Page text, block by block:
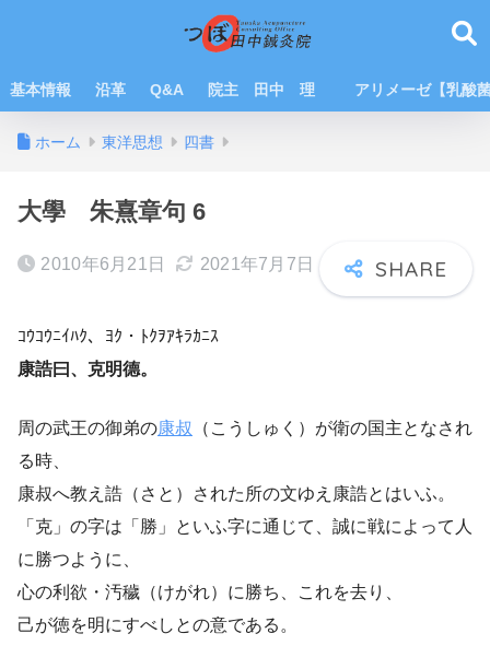
基本情報 沿革 Q&A 院主 田中 理 アリメーゼ【乳酸
ホーム 東洋思想 四書
大學 朱熹章句 6
2010年6月21日 2021年7月7日
ｺｳｺｳﾆｲﾊｸ、ﾖｸ・ﾄｸｦｱｷﾗｶﾆｽ
康誥曰、克明德。
周の武王の御弟の康叔 （こうしゅく）が衛の国主となされ
る時、
康叔へ教え誥（さと）された所の文ゆえ康誥とはいふ。
「克」の字は「勝」といふ字に通じて、誠に戦によって人
に勝つように、
心の利欲・汚穢（けがれ）に勝ち、これを去り、
己が徳を明にすべしとの意である。